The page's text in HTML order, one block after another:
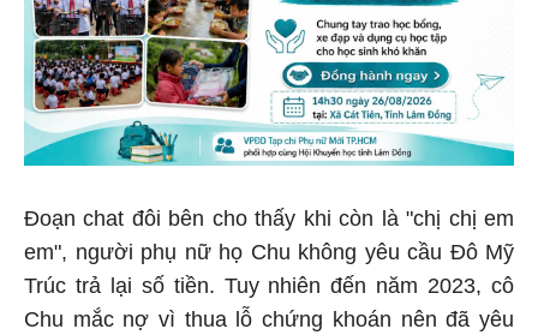
Đoạn chat đôi bên cho thấy khi còn là "chị chị em
em", người phụ nữ họ Chu không yêu cầu Đô Mỹ
Trúc trả lại số tiền. Tuy nhiên đến năm 2023, cô
Chu mắc nợ vì thua lỗ chứng khoán nên đã yêu